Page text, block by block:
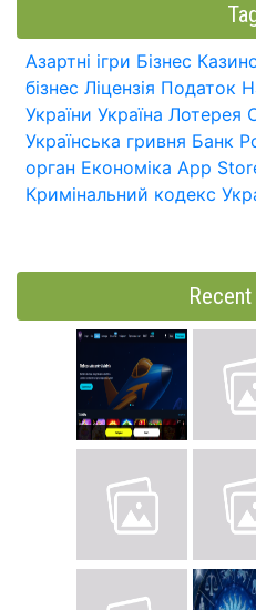
Азартні ігри Бізнес
бізнес Ліцензія Податок
України Україна Лотерея
Українська гривня Банк
орган Економіка App
Кримінальний кодекс